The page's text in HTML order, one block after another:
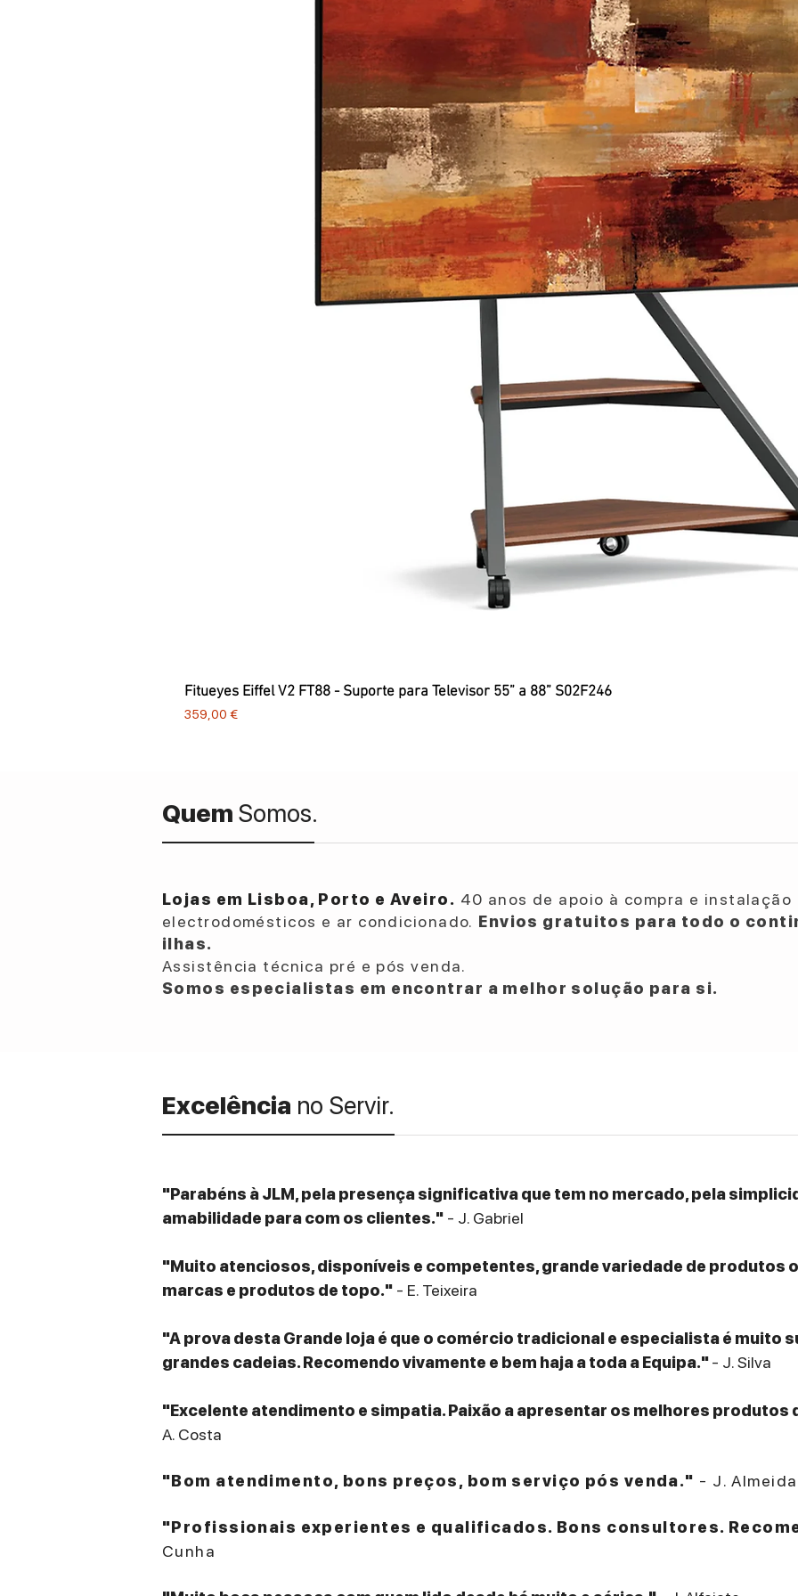
Fitueyes Eiffel V2 FT88 - Suporte para Televisor 55” a 88” S02F246
Preço
359,00 €
Quem Somos.
Lojas em Lisboa, Porto e Aveiro. 40 anos de apoio à compra e instalação
electrodomésticos e ar condicionado. Envios gratuitos para todo o
ilhas.
Assistência técnica pré e pós venda.
Somos especialistas em encontrar a melhor solução para si.
Excelência no Servir.
"Parabéns à JLM, pela presença significativa que tem no mercado, pela
amabilidade para com os clientes." - J. Gabriel
"Muito atenciosos, disponíveis e competentes, grande variedade de produtos
marcas e produtos de topo." - E. Teixeira
"A prova desta Grande loja é que o comércio tradicional e especialista é muito
grandes cadeias. Recomendo vivamente e bem haja a toda a Equipa."- J. Silva
"Excelente atendimento e simpatia. Paixão a apresentar os melhores produtos
A. Costa
"Bom atendimento, bons preços, bom serviço pós venda." - J. Almeida
"Profissionais experientes e qualificados. Bons consultores.
Cunha